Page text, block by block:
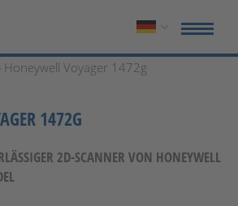
Honeywell Voyager 1472g
1472G
2D-SCANNER VON HONEYWELL